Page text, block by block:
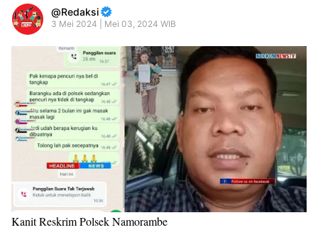
Redaksi
3 Mei 2024 | Mei 03, 2024 WIB
Kanit Reskrim Polsek Namorambe